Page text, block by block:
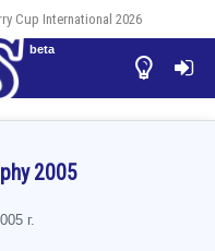
Cup International 2026


beta
2005
г.